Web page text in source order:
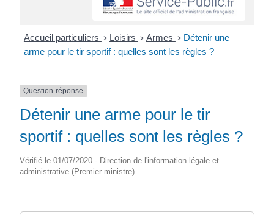
Accueil particuliers > Loisirs > Armes > Détenir une
arme pour le tir sportif : quelles sont les règles ?
Question-réponse
Détenir une arme pour le tir
sportif : quelles sont les règles ?
Vérifié le 01/07/2020 - Direction de l'information légale et
administrative (Premier ministre)